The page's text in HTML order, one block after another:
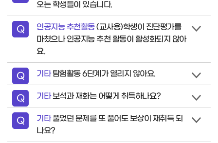
오는 학생들이 있습니다.
Q질
인공지능 추천활동(교사용)학생이 진단평가를
마쳤으나 인공지능 추천 활동이 활성화되지 않아
요.
Q질
문
기타탐험활동 6단계가 열리지 않아요.
Q질
문
기타보석과 재화는 어떻게 취득하나요?
Q질
기타풀었던 문제를 또 풀어도 보상이 재취득 되
나요?